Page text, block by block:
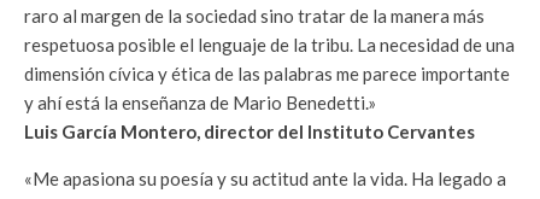
raro al margen de la sociedad sino tratar de la manera más
respetuosa posible el lenguaje de la tribu. La necesidad de una
dimensión cívica y ética de las palabras me parece importante
y ahí está la enseñanza de Mario Benedetti.»
Luis García Montero, director del Instituto Cervantes
«Me apasiona su poesía y su actitud ante la vida. Ha legado a